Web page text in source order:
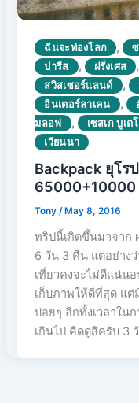
ฉันจะท่องโลก ,
ปารีส , ฝรั่งเศส
สวิสเซอร์แลนด์ ,
อินเตอร์ลาเคน ,
มลอฟ
, เซสเก บูเด
เวียนนา
Backpack ยุโร
65000+10000
Tony/ May 8, 2016
ทริปนี้เกิดขึ้นมาจาก
6 วัน 3 คืน แต่อย่าง
เที่ยวคงจะไม่ดีแน่น
เก็บภาพให้ดีที่สุด แ
บ่อยๆ อีกทั้งเวลาใน
เกินไป คิดดูสิครับ 3